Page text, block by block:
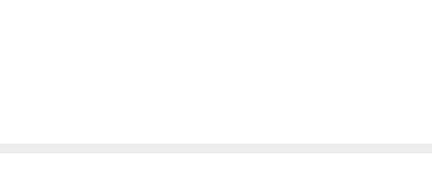
전, 다시 오지 않을 순간을 꼭 잡아보세요. 🎟️ 29년 만에 내한
정보📅 공연 일정 및 장소2025년 4월 29일(화) 오후 7시 30분